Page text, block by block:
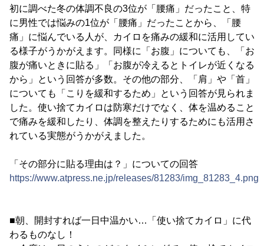
初に調べた冬の体調不良の3位が「腰痛」だったこと、特
に男性では悩みの1位が「腰痛」だったことから、「腰
痛」に悩んでいる人が、カイロを痛みの緩和に活用してい
る様子がうかがえます。同様に「お腹」についても、「お
腹が痛いときに貼る」「お腹が冷えるとトイレが近くなる
から」という回答が多数。その他の部分、「肩」や「首」
についても「こりを緩和するため」という回答が見られま
した。使い捨てカイロは防寒だけでなく、体を温めること
で痛みを緩和したり、体調を整えたりするためにも活用さ
れている実態がうかがえました。
「その部分に貼る理由は？」についての回答
https://www.atpress.ne.jp/releases/81283/img_81283_4.png
■朝、開封すれば一日中温かい…「使い捨てカイロ」に代
わるものなし！